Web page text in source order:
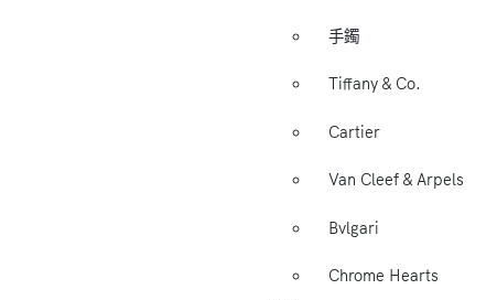
手鐲
Tiffany & Co.
Cartier
Van Cleef & Arpels
Bvlgari
Chrome Hearts